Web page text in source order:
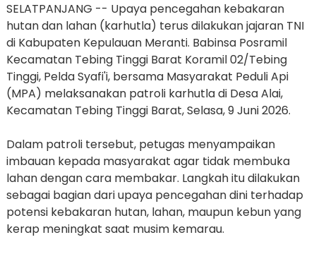
SELATPANJANG -- Upaya pencegahan kebakaran
hutan dan lahan (karhutla) terus dilakukan jajaran TNI
di Kabupaten Kepulauan Meranti. Babinsa Posramil
Kecamatan Tebing Tinggi Barat Koramil 02/Tebing
Tinggi, Pelda Syafi'i, bersama Masyarakat Peduli Api
(MPA) melaksanakan patroli karhutla di Desa Alai,
Kecamatan Tebing Tinggi Barat, Selasa, 9 Juni 2026.
Dalam patroli tersebut, petugas menyampaikan
imbauan kepada masyarakat agar tidak membuka
lahan dengan cara membakar. Langkah itu dilakukan
sebagai bagian dari upaya pencegahan dini terhadap
potensi kebakaran hutan, lahan, maupun kebun yang
kerap meningkat saat musim kemarau.